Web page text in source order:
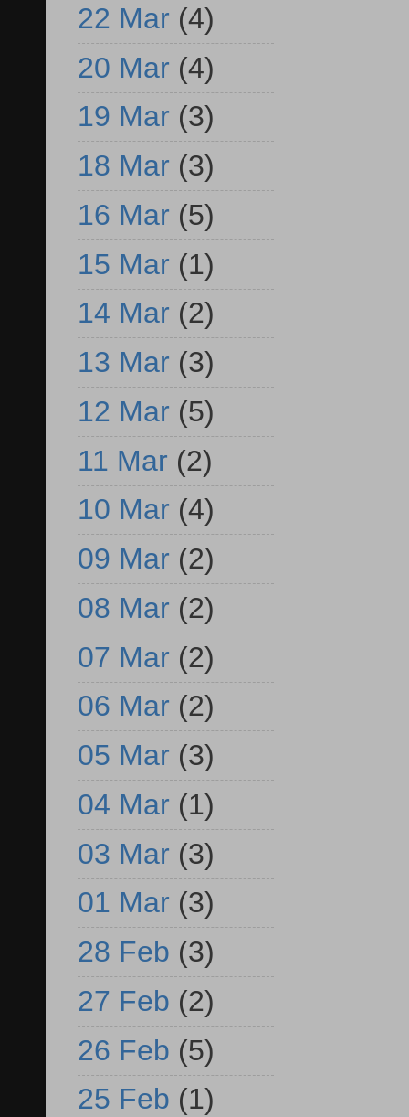
22 Mar (4)
20 Mar (4)
19 Mar (3)
18 Mar (3)
16 Mar (5)
15 Mar (1)
14 Mar (2)
13 Mar (3)
12 Mar (5)
11 Mar (2)
10 Mar (4)
09 Mar (2)
08 Mar (2)
07 Mar (2)
06 Mar (2)
05 Mar (3)
04 Mar (1)
03 Mar (3)
01 Mar (3)
28 Feb (3)
27 Feb (2)
26 Feb (5)
25 Feb (1)